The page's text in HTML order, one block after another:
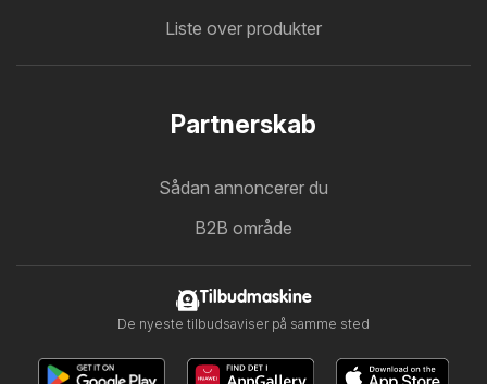
Liste over produkter
Partnerskab
Sådan annoncerer du
B2B område
Tilbudmaskine
De nyeste tilbudsaviser på samme sted